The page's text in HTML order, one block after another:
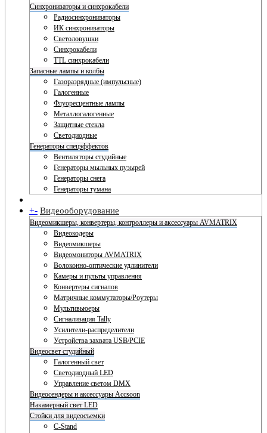
Синхронизаторы и синхрокабели
Радиосинхронизаторы
ИК синхронизаторы
Светоловушки
Синхрокабели
TTL синхрокабели
Запасные лампы и колбы
Газоразрядные (импульсные)
Галогенные
Флуоресцентные лампы
Металлогалогенные
Защитные стекла
Светодиодные
Генераторы спецэффектов
Вентиляторы студийные
Генераторы мыльных пузырей
Генераторы снега
Генераторы тумана
+- Видеооборудование
Видеомикшеры, конвертеры, контроллеры и аксессуары AVMATRIX
Видеокодеры
Видеомикшеры
Видеомониторы AVMATRIX
Волоконно-оптические удлинители
Камеры и пульты управления
Конвертеры сигналов
Матричные коммутаторы/Роутеры
Мультивьюеры
Сигнализация Tally
Усилители-распределители
Устройства захвата USB/PCIE
Видеосвет студийный
Галогенный свет
Светодиодный LED
Управление светом DMX
Видеосендеры и аксессуары Accsoon
Накамерный свет LED
Стойки для видеосъемки
C-Stand